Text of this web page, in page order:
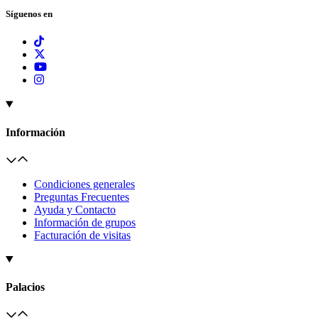
Síguenos en
Información
Condiciones generales
Preguntas Frecuentes
Ayuda y Contacto
Información de grupos
Facturación de visitas
Palacios